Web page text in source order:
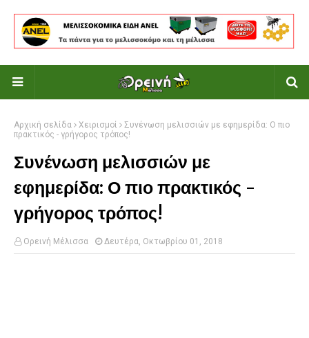
Αρχική σελίδα Χειρισμοί
Συνένωση μελισσιών με εφημερίδα: Ο πιο
πρακτικός - γρήγορος τρόπος!
Συνένωση μελισσιών με
εφημερίδα: Ο πιο πρακτικός -
γρήγορος τρόπος!
Ορεινή Μέλισσα Δευτέρα, Οκτωβρίου 01, 2018